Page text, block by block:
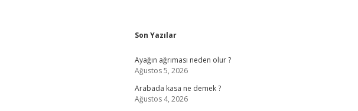
Sidebar
Son Yazılar
Ayağın ağrıması neden olur ?
Ağustos 5, 2026
Arabada kasa ne demek ?
Ağustos 4, 2026